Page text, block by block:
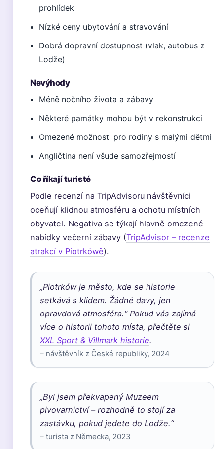
prohlídek
Nízké ceny ubytování a stravování
Dobrá dopravní dostupnost (vlak, autobus z
Lodže)
Nevýhody
Méně nočního života a zábavy
Některé památky mohou být v rekonstrukci
Omezené možnosti pro rodiny s malými dětmi
Angličtina není všude samozřejmostí
Co říkají turisté
Podle recenzí na TripAdvisoru návštěvníci
oceňují klidnou atmosféru a ochotu místních
obyvatel. Negativa se týkají hlavně omezené
nabídky večerní zábavy (TripAdvisor – recenze
atrakcí v Piotrkówě).
„Piotrków je město, kde se historie
setkává s klidem. Žádné davy, jen
opravdová atmosféra.“ Pokud vás zajímá
více o historii tohoto místa, přečtěte si
XXL Sport & Villmark historie.
– návštěvník z České republiky, 2024
„Byl jsem překvapený Muzeem
pivovarnictví – rozhodně to stojí za
zastávku, pokud jedete do Lodže.“
– turista z Německa, 2023